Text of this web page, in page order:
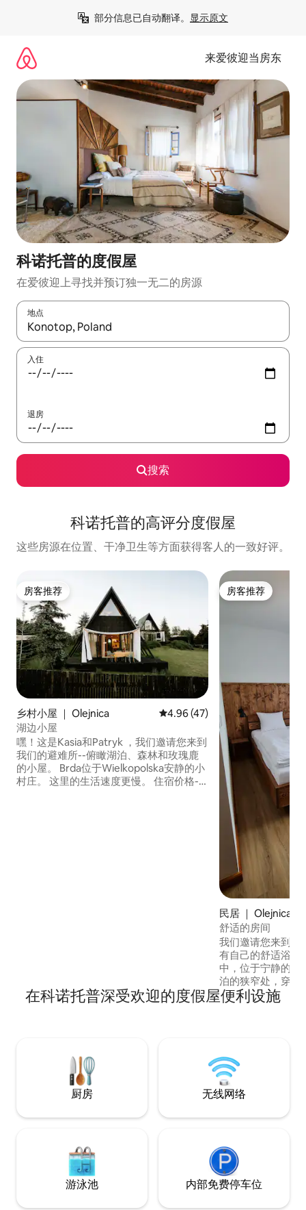
部分信息已自动翻译。 显示原文
来爱彼迎当房东
科诺托普的度假屋
在爱彼迎上寻找并预订独一无二的房源
地点
如有搜索结果，请使用上下方向键查看，或通过点击或滑动手势
入住
退房
搜索
科诺托普的高评分度假屋
这些房源在位置、干净卫生等方面获得客人的一致好评。
房客推荐
房客推荐
乡村小屋 ｜ Olejnica 平均评分 4.96 分（满分 5 分）
4.96 (47)
湖边小屋
嘿！这是Kasia和Patryk ，我们邀请您来到
我们的避难所--俯瞰湖泊、森林和玫瑰鹿
的小屋。 Brda位于Wielkopolska安静的小
村庄。 这里的生活速度更慢。 住宿价格-
房客推荐
房客推荐
民居 ｜ Olejnica
舒适的房间
我们邀请您来到我
有自己的舒适浴室
中，位于宁静的小
泊的狭窄处，穿过
Konwaliowy。 我
间的人。多年来，
在科诺托普深受欢迎的度假屋便利设施
厨房 无线网络
游泳池 内部免费停车位